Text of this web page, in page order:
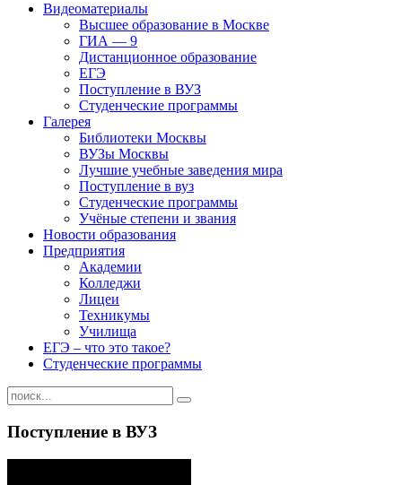
Видеоматериалы
Высшее образование в Москве
ГИА — 9
Дистанционное образование
ЕГЭ
Поступление в ВУЗ
Студенческие программы
Галерея
Библиотеки Москвы
ВУЗы Москвы
Лучшие учебные заведения мира
Поступление в вуз
Студенческие программы
Учёные степени и звания
Новости образования
Предприятия
Академии
Колледжи
Лицеи
Техникумы
Училища
ЕГЭ – что это такое?
Студенческие программы
Поступление в ВУЗ